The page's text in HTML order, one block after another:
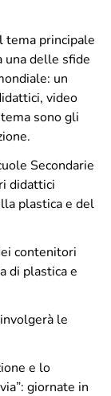
tema principale
una delle sfide
un
video
sono gli
Secondarie
didattici
plastica e del
contenitori
di plastica e
le
e lo
giornate in